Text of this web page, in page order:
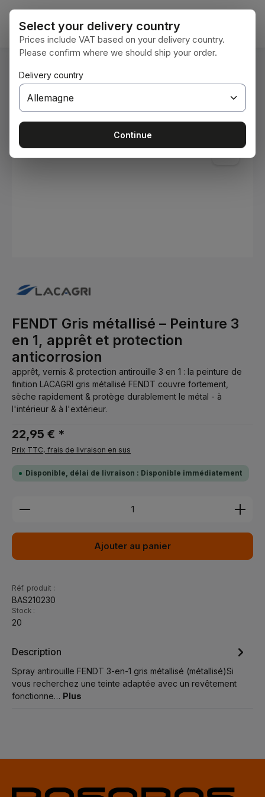
Passer au contenu principal
Vous êtes ici : Accueil
Peintures et vernis
Ignorer la galerie d'images
FENDT Gris métallisé – Peinture 3
en 1, apprêt et protection
anticorrosion
apprêt, vernis & protection antirouille 3 en 1 : la peinture de
finition LACAGRI gris métallisé FENDT couvre fortement,
sèche rapidement & protège durablement le métal - à
l'intérieur & à l'extérieur.
22,95 € *
Prix TTC, frais de livraison en sus
Disponible, délai de livraison : Disponible immédiatement
Quantité de produit : Entrez la quantité
Ajouter au panier
Réf. produit :
BAS210230
Stock :
20
Description
Spray antirouille FENDT 3-en-1 gris métallisé (métallisé)Si
vous recherchez une teinte adaptée avec un revêtement
fonctionne… Plus
Select your delivery country
Prices include VAT based on your delivery country.
Please confirm where we should ship your order.
Delivery country
Continue